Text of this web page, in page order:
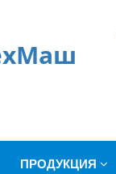
ПРОДУКЦИЯ